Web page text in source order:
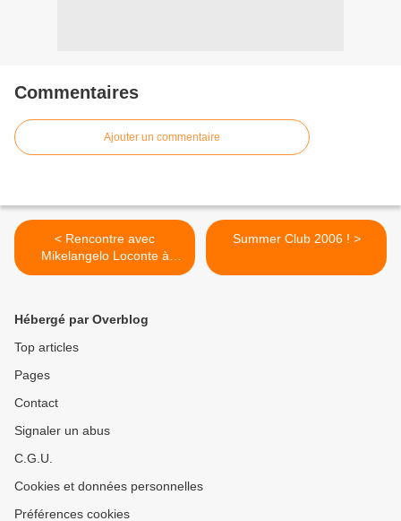
Commentaires
Ajouter un commentaire
< Rencontre avec
Mikelangelo Loconte à
l’occasion de sa
Comédies Musicales Fêtent
La Musique » !
Summer Club 2006 ! >
Hébergé par Overblog
Top articles
Pages
Contact
Signaler un abus
C.G.U.
Cookies et données personnelles
Préférences cookies